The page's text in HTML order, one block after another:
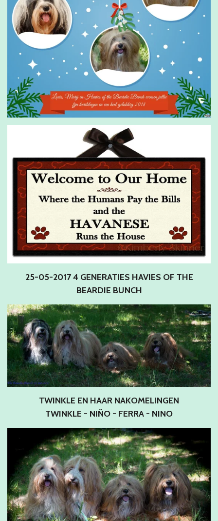
25-05-2017 4 GENERATIES HAVIES OF THE
BEARDIE BUNCH
TWINKLE EN HAAR NAKOMELINGEN
TWINKLE - NIÑO - FERRA - NINO